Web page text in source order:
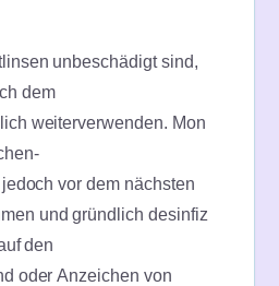
unbeschädigt sind,
dem
weiterverwenden. Mon
vor dem nächsten
und gründlich desinfiz
den
oder Anzeichen von